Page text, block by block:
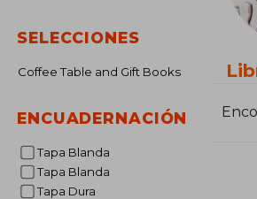
SELECCIONES
Coffee Table and Gift Books
ENCUADERNACIÓN
Tapa Blanda
Tapa Blanda
Tapa Dura